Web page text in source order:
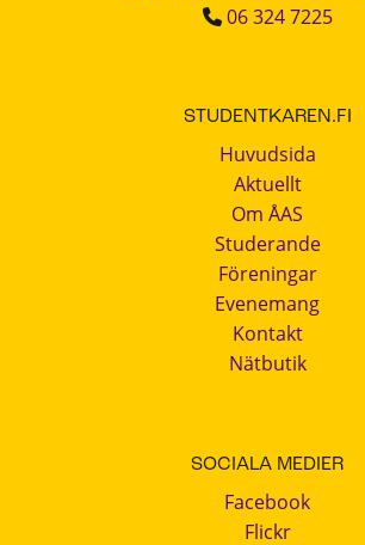
06 324 7225
STUDENTKAREN.FI
Huvudsida
Aktuellt
Om ÅAS
Studerande
Föreningar
Evenemang
Kontakt
Nätbutik
SOCIALA MEDIER
Facebook
Flickr